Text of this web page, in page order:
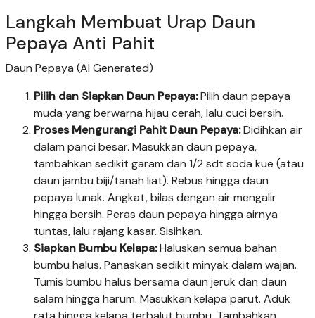
Langkah Membuat Urap Daun
Pepaya Anti Pahit
Daun Pepaya (AI Generated)
Pilih dan Siapkan Daun Pepaya:Pilih daun pepaya
muda yang berwarna hijau cerah, lalu cuci bersih.
Proses Mengurangi Pahit Daun Pepaya:Didihkan air
dalam panci besar. Masukkan daun pepaya,
tambahkan sedikit garam dan 1/2 sdt soda kue (atau
daun jambu biji/tanah liat). Rebus hingga daun
pepaya lunak. Angkat, bilas dengan air mengalir
hingga bersih. Peras daun pepaya hingga airnya
tuntas, lalu rajang kasar. Sisihkan.
Siapkan Bumbu Kelapa:Haluskan semua bahan
bumbu halus. Panaskan sedikit minyak dalam wajan.
Tumis bumbu halus bersama daun jeruk dan daun
salam hingga harum. Masukkan kelapa parut. Aduk